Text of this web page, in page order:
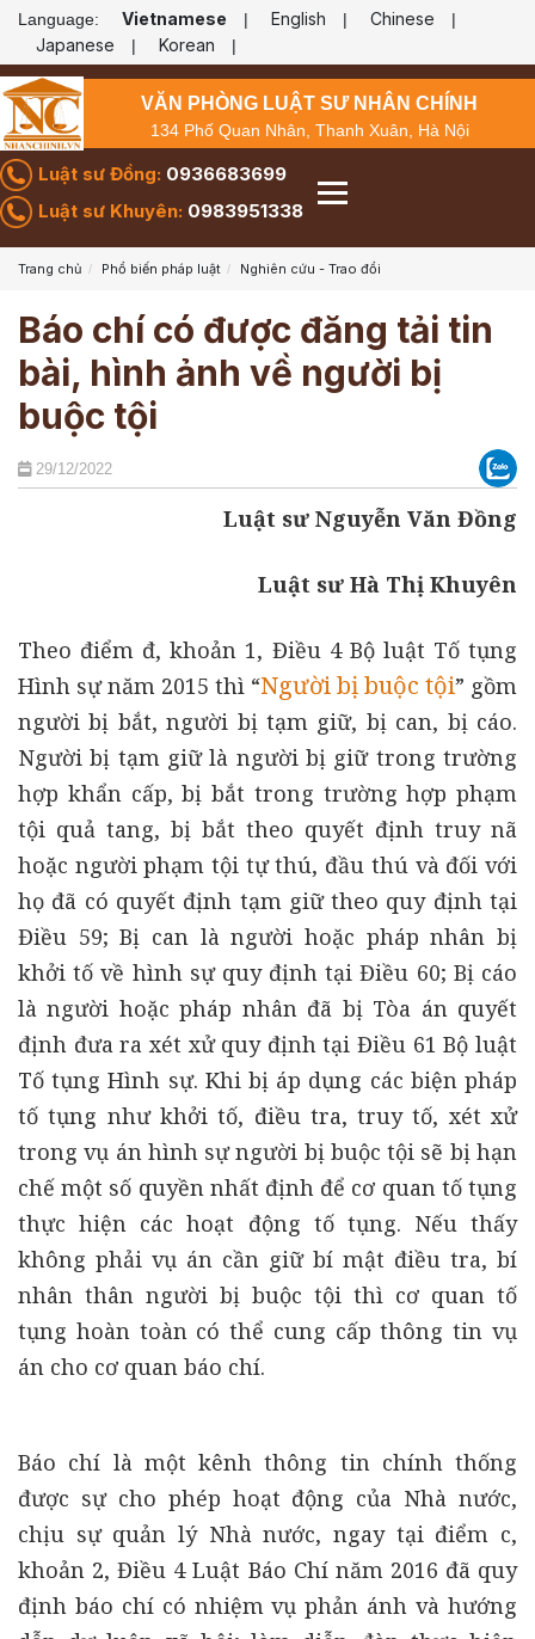
Language: Vietnamese | English | Chinese |
Japanese | Korean |
VĂN PHÒNG LUẬT SƯ NHÂN CHÍNH
134 Phố Quan Nhân, Thanh Xuân, Hà Nội
Luật sư Đồng: 0936683699
Luật sư Khuyên: 0983951338
Trang chủ Phổ biến pháp luật Nghiên cứu - Trao đổi
Báo chí có được đăng tải tin
bài, hình ảnh về người bị
buộc tội
29/12/2022
Luật sư Nguyễn Văn Đồng
Luật sư Hà Thị Khuyên
Theo điểm đ, khoản 1, Điều 4 Bộ luật Tố tụng
Hình sự năm 2015 thì “Người bị buộc tội” gồm
người bị bắt, người bị tạm giữ, bị can, bị cáo.
Người bị tạm giữ là người bị giữ trong trường
hợp khẩn cấp, bị bắt trong trường hợp phạm
tội quả tang, bị bắt theo quyết định truy nã
hoặc người phạm tội tự thú, đầu thú và đối với
họ đã có quyết định tạm giữ theo quy định tại
Điều 59; Bị can là người hoặc pháp nhân bị
khởi tố về hình sự quy định tại Điều 60; Bị cáo
là người hoặc pháp nhân đã bị Tòa án quyết
định đưa ra xét xử quy định tại Điều 61 Bộ luật
Tố tụng Hình sự. Khi bị áp dụng các biện pháp
tố tụng như khởi tố, điều tra, truy tố, xét xử
trong vụ án hình sự người bị buộc tội sẽ bị hạn
chế một số quyền nhất định để cơ quan tố tụng
thực hiện các hoạt động tố tụng. Nếu thấy
không phải vụ án cần giữ bí mật điều tra, bí
nhân thân người bị buộc tội thì cơ quan tố
tụng hoàn toàn có thể cung cấp thông tin vụ
án cho cơ quan báo chí.
Báo chí là một kênh thông tin chính thống
được sự cho phép hoạt động của Nhà nước,
chịu sự quản lý Nhà nước, ngay tại điểm c,
khoản 2, Điều 4 Luật Báo Chí năm 2016 đã quy
định báo chí có nhiệm vụ phản ánh và hướng